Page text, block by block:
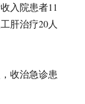
入院患者11
肝治疗20人
收治急诊患